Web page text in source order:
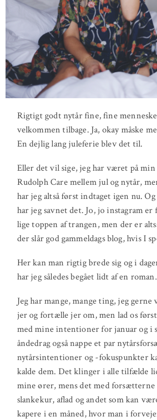
Rigtigt godt nytår fine, fine
velkommen tilbage. Ja, okay måske
En dejlig lang juleferie blev det til.
Eller det vil sige, jeg har været på
Rudolph Care mellem jul og nytår,
har jeg altså først indtaget igen nu.
har jeg savnet det. Jo, jo instagram
lige toppen af trangen, men der er
der slår god gammeldags blog, hvis I
Her kan man rigtig brede sig og i
har jeg således begået lidt af en roman.
Jeg har mange, mange ting, jeg gerne
jer og fortælle jer om, men lad os
med mine intentioner for januar og i
åndedrag også nappe et par
nytårsintentioner og -fokuspunkter
kalde dem. Det klinger i alle tilfælde
mine ører, mens det med forsætterne
slankekur, aflad og andet som kan
kapere i en måned, hvor man i